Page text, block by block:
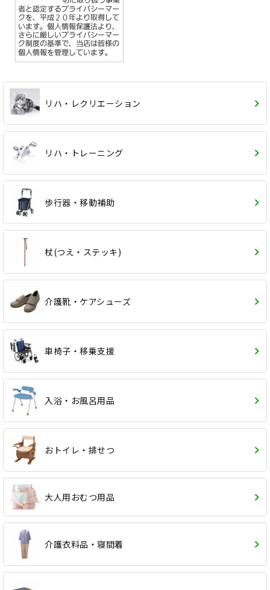
リハ・レクリエーション
リハ・トレーニング
歩行器・移動補助
杖(つえ・ステッキ)
介護靴・ケアシューズ
車椅子・移乗支援
入浴・お風呂用品
おトイレ・排せつ
大人用おむつ用品
介護衣料品・寝間着